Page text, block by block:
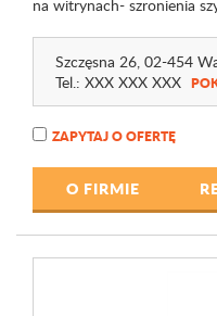
na witrynach- szronienia
Szczęsna 26, 02-454
Tel.: XXX XXX XXX
ZAPYTAJ O OFERTĘ
O FIRMIE